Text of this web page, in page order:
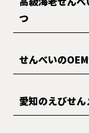
つ
せんべいの
愛知のえびせ